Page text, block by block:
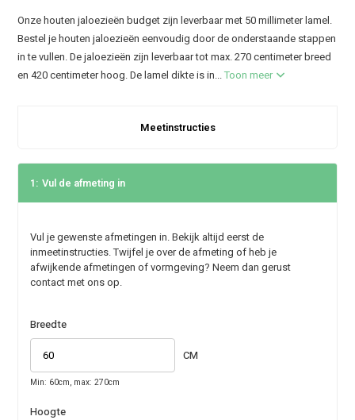
Onze houten jaloezieën budget zijn leverbaar met 50 millimeter lamel.
Bestel je houten jaloezieën eenvoudig door de onderstaande stappen
in te vullen. De jaloezieën zijn leverbaar tot max. 270 centimeter breed
en 420 centimeter hoog. De lamel dikte is in...Toon meer
Meetinstructies
1: Vul de afmeting in
Vul je gewenste afmetingen in. Bekijk altijd eerst de
inmeetinstructies. Twijfel je over de afmeting of heb je
afwijkende afmetingen of vormgeving? Neem dan gerust
contact met ons op.
Breedte
CM
Min: 60cm, max: 270cm
Hoogte